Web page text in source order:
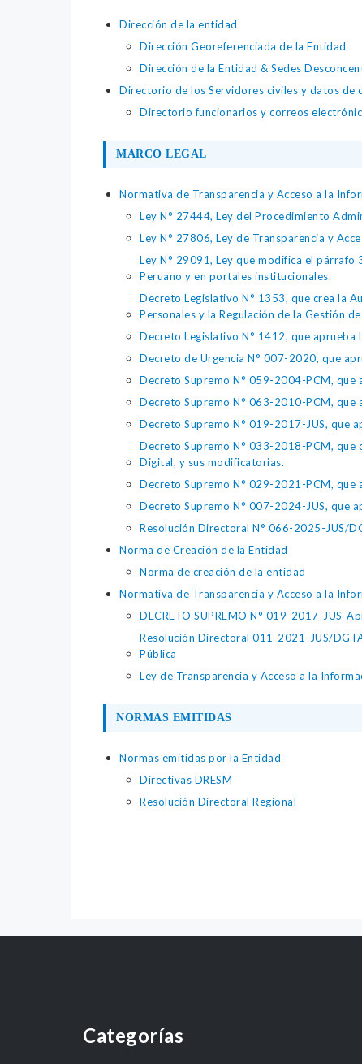
Dirección de la entidad
Dirección Georeferenciada de la Entidad
Dirección de la Entidad & Sedes
Directorio de los Servidores civiles y datos de
Directorio funcionarios y correos
MARCO LEGAL
Normativa de Transparencia y Acceso a la
Ley N° 27444, Ley del Procedimiento
Ley N° 27806, Ley de Transparencia y
Ley N° 29091, Ley que modifica el
Peruano y en portales institucionales.
Decreto Legislativo N° 1353, que crea la
Personales y la Regulación de la Gestión
Decreto Legislativo N° 1412, que
Decreto de Urgencia N° 007-2020, que
Decreto Supremo N° 059-2004-PCM, que
Decreto Supremo N° 063-2010-PCM, que
Decreto Supremo N° 019-2017-JUS, que
Decreto Supremo N° 033-2018-PCM, que
Digital, y sus modificatorias.
Decreto Supremo N° 029-2021-PCM, que
Decreto Supremo N° 007-2024-JUS, que
Resolución Directoral N° 066-2025-JUS/
Norma de Creación de la Entidad
Norma de creación de la entidad
Normativa de Transparencia y Acceso a la
DECRETO SUPREMO N° 019-2017-JUS-
Resolución Directoral 011-2021-JUS/
Pública
Ley de Transparencia y Acceso a la
NORMAS EMITIDAS
Normas emitidas por la Entidad
Directivas DRESM
Resolución Directoral Regional
Categorías